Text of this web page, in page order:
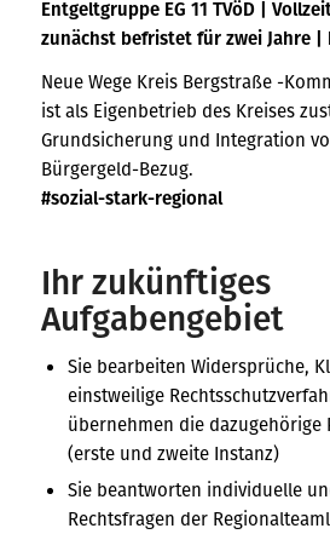
Entgeltgruppe EG 11 TVöD |
zunächst befristet für zwei Jahre |
Neue Wege Kreis Bergstraße -
ist als Eigenbetrieb des Kreises
Grundsicherung und Integration
Bürgergeld-Bezug.
#sozial-stark-regional
Ihr zukünftiges
Aufgabengebiet
Sie bearbeiten Widersprüche,
einstweilige
übernehmen die dazugehörige
(erste und zweite Instanz)
Sie beantworten individuelle
Rechtsfragen der